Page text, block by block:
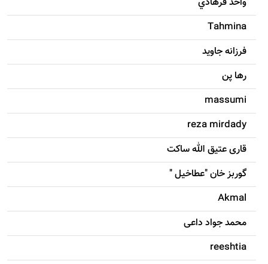
Tahmina
فرزانه جاويد
رها پن
massumi
reza mirdady
قاری عتیق الله ساکت
گوربز خان "عطاخیل "
Akmal
محمد جواد داعی
reeshtia